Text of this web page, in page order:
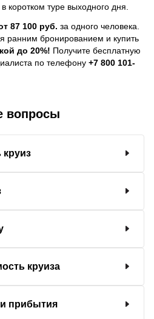
коротком туре выходного дня.
87 100 руб. за одного человека.
ранним бронированием и купить
до 20%! Получите бесплатную
по телефону +7 800 101-
вопросы
круиз
круиза
прибытия